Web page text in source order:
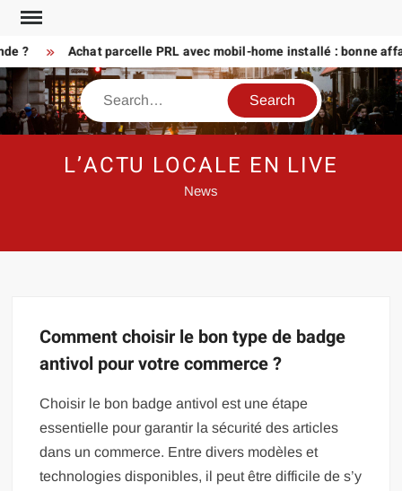
Skip
content
? Achat parcelle PRL avec mobil-home installé : bonne
Search
L’ACTU LOCALE EN LIVE
News
Comment choisir le bon type de badge
antivol pour votre commerce ?
Choisir le bon badge antivol est une étape
essentielle pour garantir la sécurité des articles
dans un commerce. Entre divers modèles et
technologies disponibles, il peut être difficile de s’y